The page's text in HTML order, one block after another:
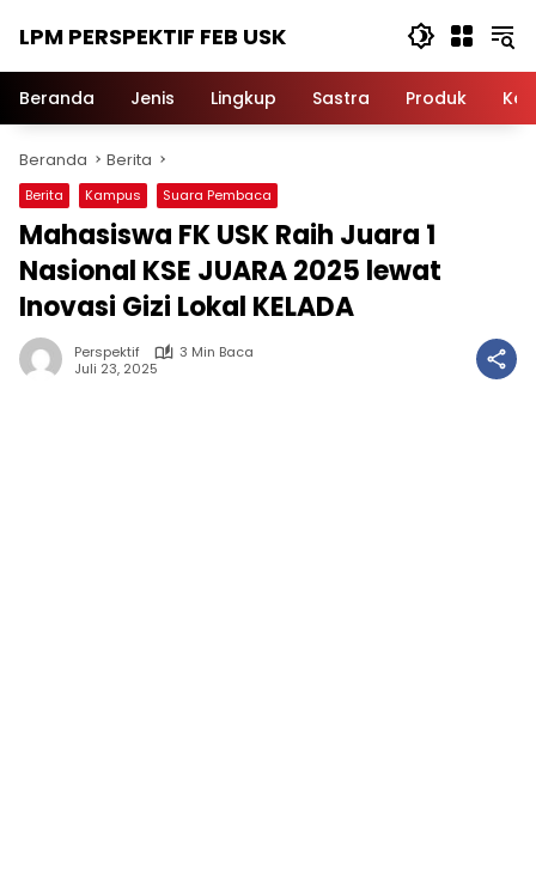
LPM PERSPEKTIF FEB USK
Beranda Jenis Lingkup Sastra Produk
Beranda Berita
Berita Kampus Suara Pembaca
Mahasiswa FK USK Raih Juara 1
Nasional KSE JUARA 2025 lewat
Inovasi Gizi Lokal KELADA
Perspektif
3 Min Baca
Juli 23, 2025